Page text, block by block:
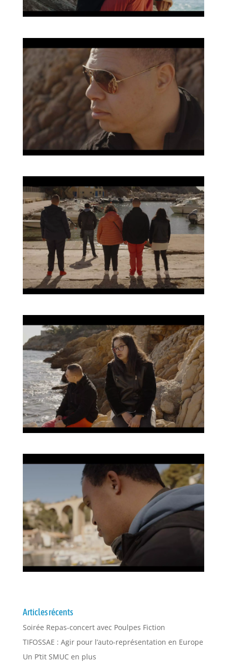
Articles récents
Soirée Repas-concert avec Poulpes Fiction
TIFOSSAE : Agir pour l’auto-représentation en Europe
Un P’tit SMUC en plus